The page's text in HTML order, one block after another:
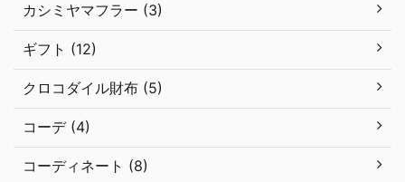
カシミヤマフラー (3)
ギフト (12)
クロコダイル財布 (5)
コーデ (4)
コーディネート (8)